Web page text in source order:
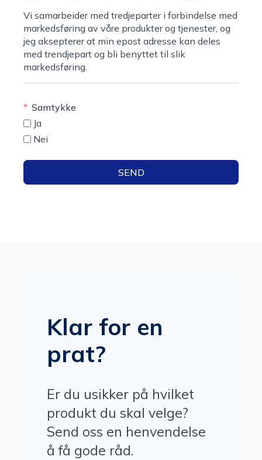
Vi samarbeider med tredjeparter i forbindelse med
markedsføring av våre produkter og tjenester, og
jeg aksepterer at min epost adresse kan deles
med trendjepart og bli benyttet til slik
markedsføring.
Samtykke
Ja
Nei
SEND
Klar for en
prat?
Er du usikker på hvilket
produkt du skal velge?
Send oss en henvendelse
å få gode råd.